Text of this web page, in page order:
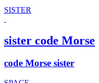
SISTER
sister code Morse
code Morse sister